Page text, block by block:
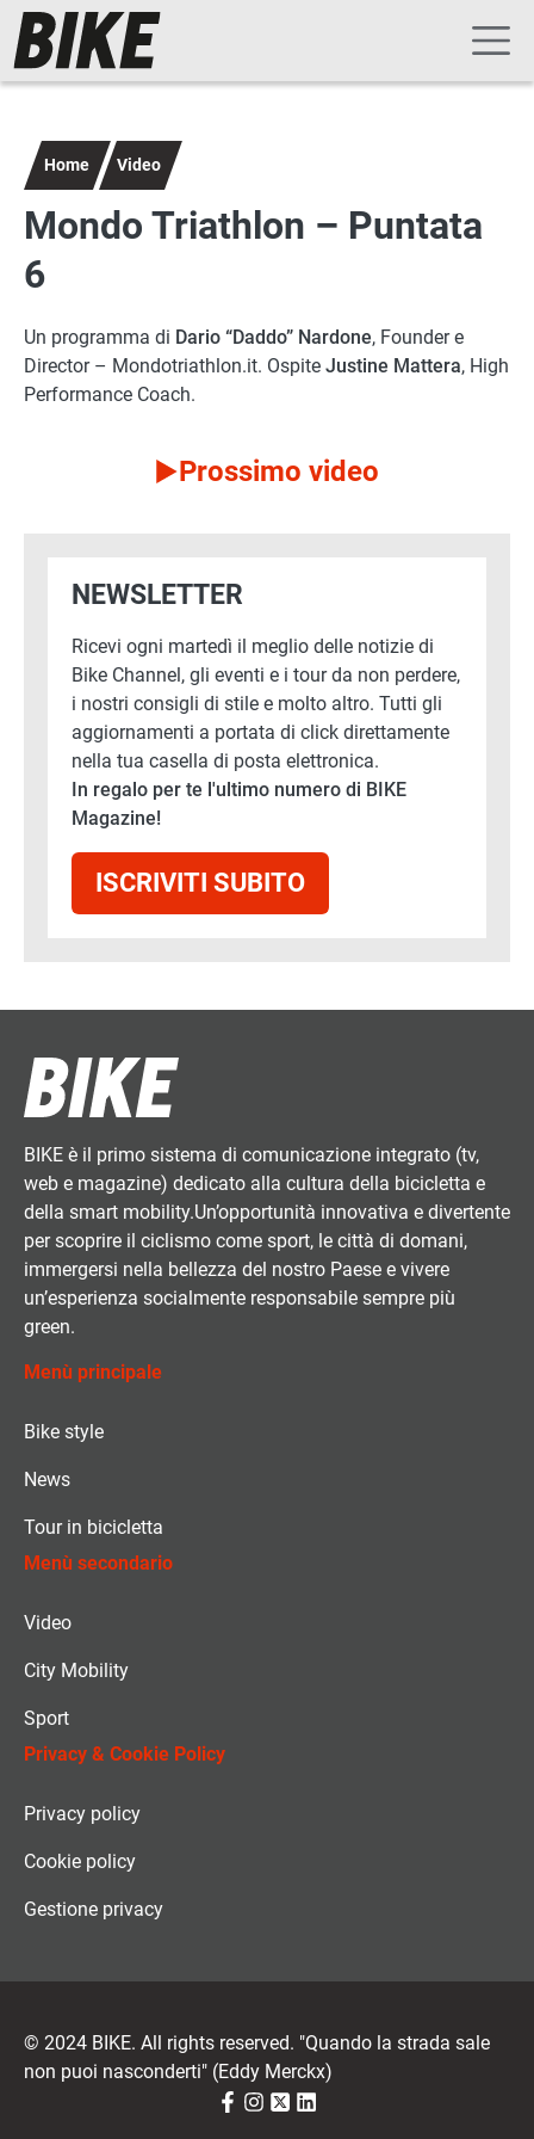
Salta al contenuto principale
Navigazione principale
Home Video
Mondo Triathlon – Puntata
6
Un programma di Dario “Daddo” Nardone, Founder e
Director – Mondotriathlon.it. Ospite Justine Mattera, High
Performance Coach.
Prossimo video
NEWSLETTER
Ricevi ogni martedì il meglio delle notizie di
Bike Channel, gli eventi e i tour da non perdere,
i nostri consigli di stile e molto altro. Tutti gli
aggiornamenti a portata di click direttamente
nella tua casella di posta elettronica.
In regalo per te l'ultimo numero di BIKE
Magazine!
ISCRIVITI SUBITO
BIKE è il primo sistema di comunicazione integrato (tv,
web e magazine) dedicato alla cultura della bicicletta e
della smart mobility.Un’opportunità innovativa e divertente
per scoprire il ciclismo come sport, le città di domani,
immergersi nella bellezza del nostro Paese e vivere
un’esperienza socialmente responsabile sempre più
green.
Menù principale
Bike style
News
Tour in bicicletta
Menù secondario
Video
City Mobility
Sport
Privacy & Cookie Policy
Privacy policy
Cookie policy
Gestione privacy
© 2024 BIKE. All rights reserved. "Quando la strada sale
non puoi nasconderti" (Eddy Merckx)